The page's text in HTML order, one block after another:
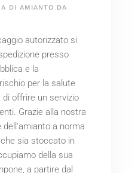
DI AMIANTO DA
autorizzato si
presso
e la
per la salute
offrire un servizio
Grazie alla nostra
a norma
sia stoccato in
della sua
a partire dal